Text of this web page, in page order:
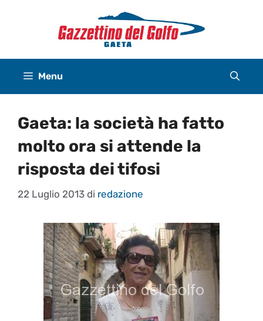
Menu
Gaeta: la società ha fatto
molto ora si attende la
risposta dei tifosi
22 Luglio 2013 di redazione